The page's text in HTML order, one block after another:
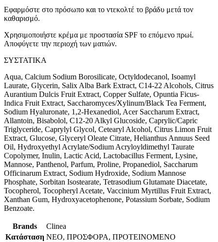
Εφαρμόστε στο πρόσωπο και το ντεκολτέ το βράδυ μετά τον
καθαρισμό.
Χρησιμοποιήστε κρέμα με προστασία SPF το επόμενο πρωί.
Αποφύγετε την περιοχή των ματιών.
ΣΥΣΤΑΤΙΚΑ
Aqua, Calcium Sodium Borosilicate, Octyldodecanol, Isoamyl
Laurate, Glycerin, Salix Alba Bark Extract, C14-22 Alcohols, Citrus
Aurantium Dulcis Fruit Extract, Copper Sulfate, Opuntia Ficus-
Indica Fruit Extract, Saccharomyces/Xylinum/Black Tea Ferment,
Sodium Hyaluronate, 1,2-Hexanediol, Acer Saccharum Extract,
Allantoin, Bisabolol, C12-20 Alkyl Glucoside, Caprylic/Capric
Triglyceride, Caprylyl Glycol, Cetearyl Alcohol, Citrus Limon Fruit
Extract, Glucose, Glyceryl Oleate Citrate, Helianthus Annuus Seed
Oil, Hydroxyethyl Acrylate/Sodium Acryloyldimethyl Taurate
Copolymer, Inulin, Lactic Acid, Lactobacillus Ferment, Lysine,
Mannose, Panthenol, Parfum, Proline, Propanediol, Saccharum
Officinarum Extract, Sodium Hydroxide, Sodium Mannose
Phosphate, Sorbitan Isostearate, Tetrasodium Glutamate Diacetate,
Tocopherol, Tocopheryl Acetate, Vaccinium Myrtillus Fruit Extract,
Xanthan Gum, Hydroxyacetophenone, Potassium Sorbate, Sodium
Benzoate.
Brands
Clinea
Κατάσταση ΝΕΟ, ΠΡΟΣΦΟΡΑ, ΠΡΟΤΕΙΝΟΜΕΝΟ